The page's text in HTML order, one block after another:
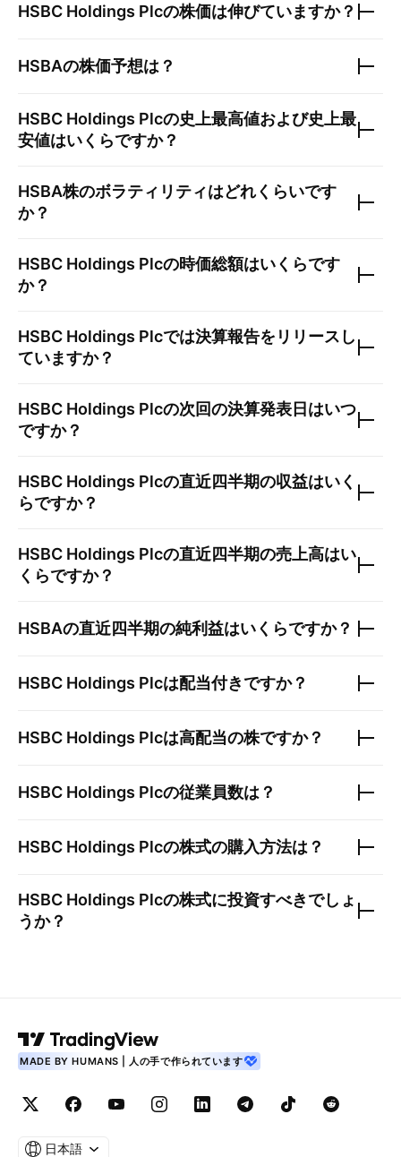
HSBC Holdings Plcの株価は伸びていますか？
HSBAの株価予想は？
HSBC Holdings Plcの史上最高値および史上最
安値はいくらですか？
HSBA株のボラティリティはどれくらいです
か？
HSBC Holdings Plcの時価総額はいくらです
か？
HSBC Holdings Plcでは決算報告をリリースし
ていますか？
HSBC Holdings Plcの次回の決算発表日はいつ
ですか？
HSBC Holdings Plcの直近四半期の収益はいく
らですか？
HSBC Holdings Plcの直近四半期の売上高はい
くらですか？
HSBAの直近四半期の純利益はいくらですか？
HSBC Holdings Plcは配当付きですか？
HSBC Holdings Plcは高配当の株ですか？
HSBC Holdings Plcの従業員数は？
HSBC Holdings Plcの株式の購入方法は？
HSBC Holdings Plcの株式に投資すべきでしょ
うか？
MADE BY HUMANS | 人の手で作られています
日本語